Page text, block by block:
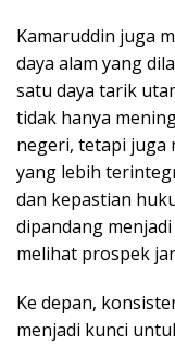
Kamaruddin juga
daya alam yang
satu daya tarik
tidak hanya
negeri, tetapi juga
yang lebih
dan kepastian
dipandang
melihat prospek
Ke depan,
menjadi kunci